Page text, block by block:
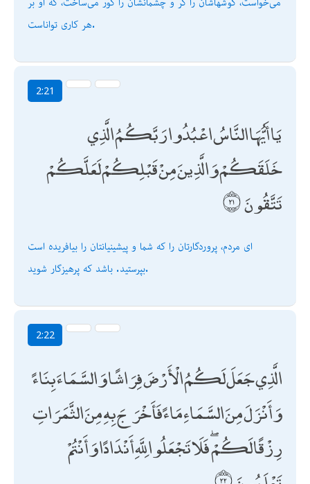
هر كارى تواناست.
2:21
يَا أَيُّهَا النَّاسُ اعْبُدُوا رَبَّكُمُ الَّذِي
خَلَقَكُمْ وَالَّذِينَ مِنْ قَبْلِكُمْ لَعَلَّكُمْ
تَتَّقُونَ
اى مردم، پروردگارتان را كه شما و پيشينيانتان را بيافريده است
بپرستيد. باشد كه پرهيزگار شويد.
2:22
الَّذِي جَعَلَ لَكُمُ الْأَرْضَ فِرَاشًا وَالسَّمَاءَ بِنَاءً
وَأَنْزَلَ مِنَ السَّمَاءِ مَاءً فَأَخْرَجَ بِهِ مِنَ الثَّمَرَاتِ
رِزْقًا لَكُمْ ۖ فَلَا تَجْعَلُوا لِلَّهِ أَنْدَادًا وَأَنْتُمْ